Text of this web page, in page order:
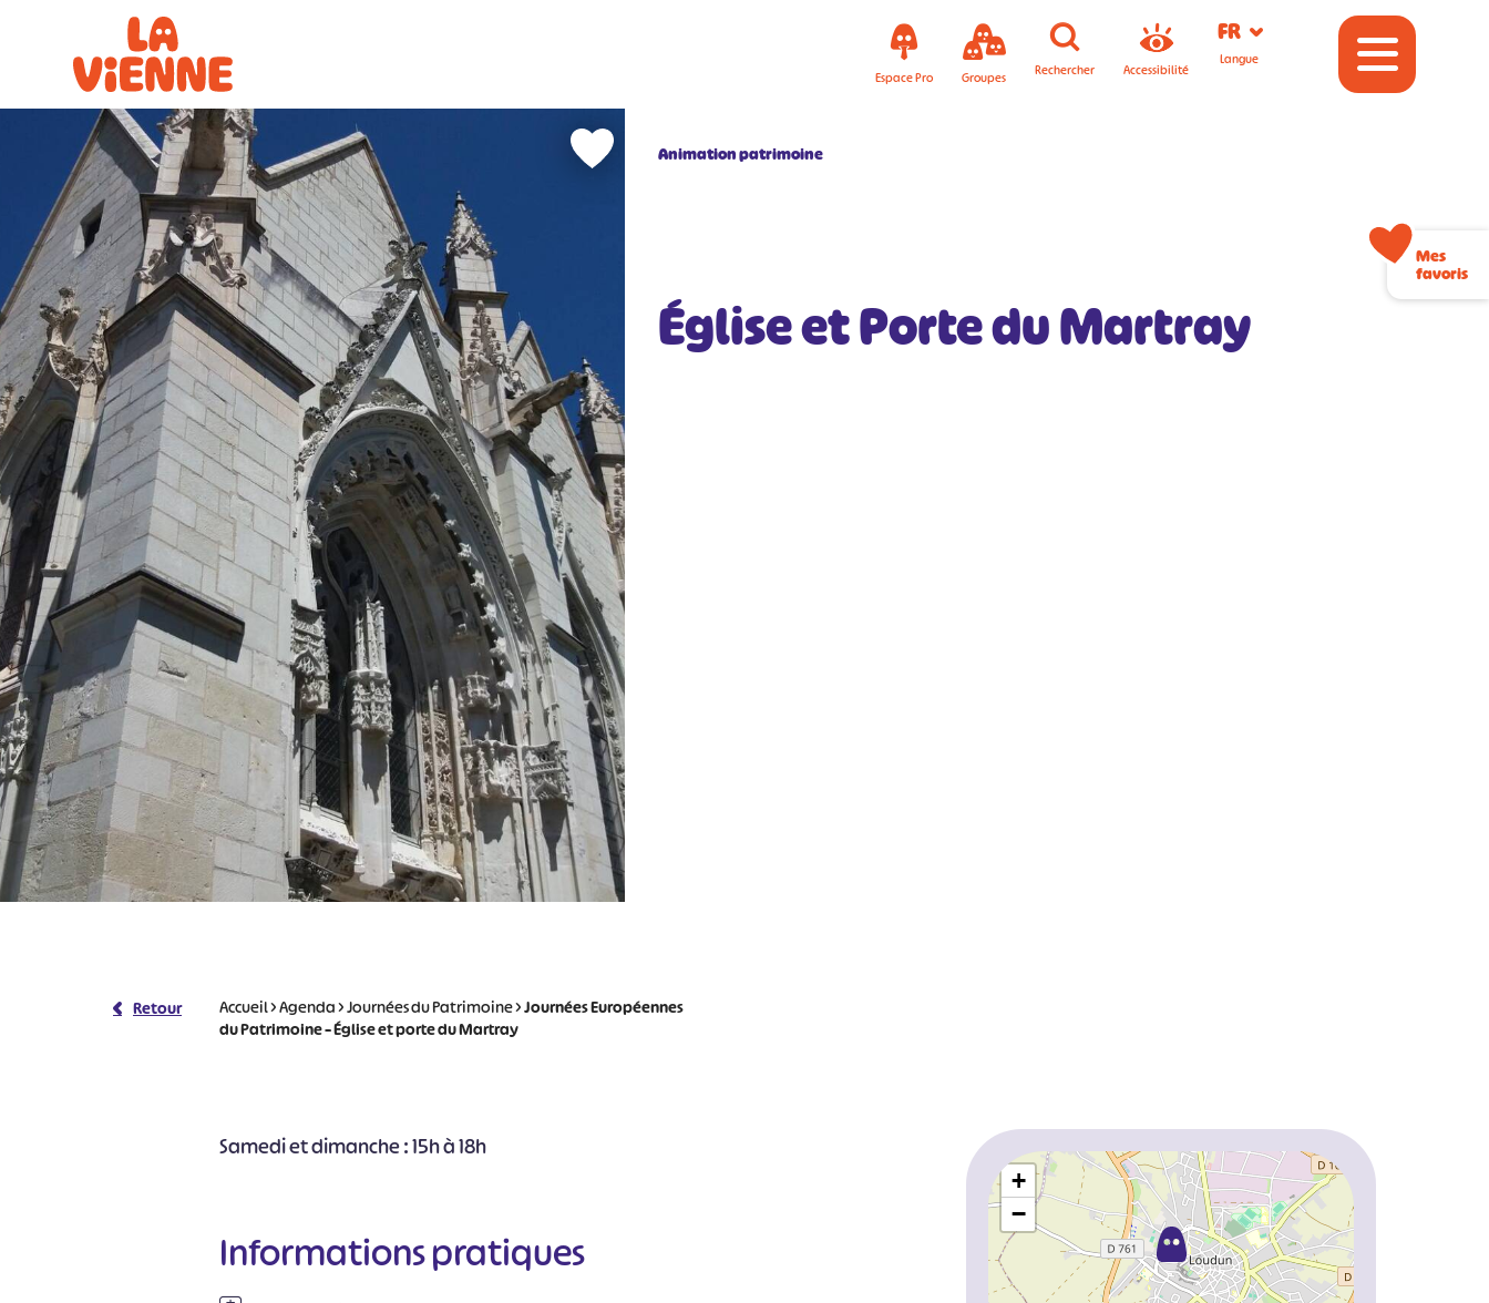
Espace Pro Groupes Rechercher Accessibilité
FR
Langue
Animation patrimoine
Église et Porte du Martray
Retour Accueil>Agenda>Journées du Patrimoine>Journées Européennes
du Patrimoine – Église et porte du Martray
Samedi et dimanche : 15h à 18h
Informations pratiques
+
−
Mes
favoris
Panneau de gestion des cookies